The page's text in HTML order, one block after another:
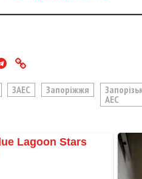
ЗАЕС Запоріжжя
АЕС